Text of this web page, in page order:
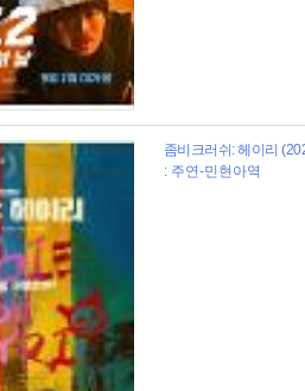
좀비크러쉬: 헤이리
: 주연-민현아역